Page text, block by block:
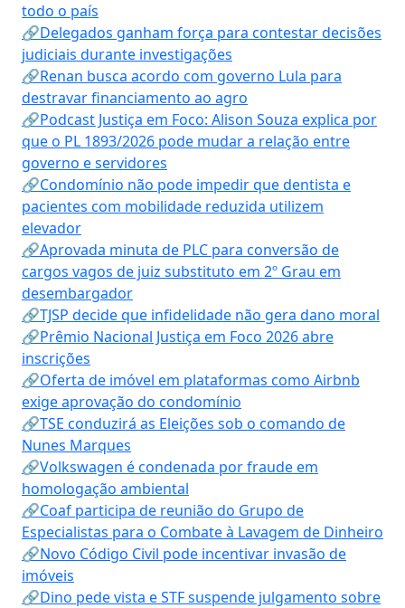
todo o país
🔗Delegados ganham força para contestar decisões
judiciais durante investigações
🔗Renan busca acordo com governo Lula para
destravar financiamento ao agro
🔗Podcast Justiça em Foco: Alison Souza explica por
que o PL 1893/2026 pode mudar a relação entre
governo e servidores
🔗Condomínio não pode impedir que dentista e
pacientes com mobilidade reduzida utilizem
elevador
🔗Aprovada minuta de PLC para conversão de
cargos vagos de juiz substituto em 2º Grau em
desembargador
🔗TJSP decide que infidelidade não gera dano moral
🔗Prêmio Nacional Justiça em Foco 2026 abre
inscrições
🔗Oferta de imóvel em plataformas como Airbnb
exige aprovação do condomínio
🔗TSE conduzirá as Eleições sob o comando de
Nunes Marques
🔗Volkswagen é condenada por fraude em
homologação ambiental
🔗Coaf participa de reunião do Grupo de
Especialistas para o Combate à Lavagem de Dinheiro
🔗Novo Código Civil pode incentivar invasão de
imóveis
🔗Dino pede vista e STF suspende julgamento sobre